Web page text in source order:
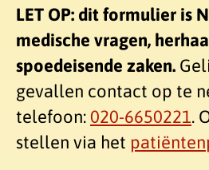
LET OP: dit formulier is
medische vragen,
spoedeisende zaken.
gevallen contact op te
telefoon:020-6650221.
stellen via het